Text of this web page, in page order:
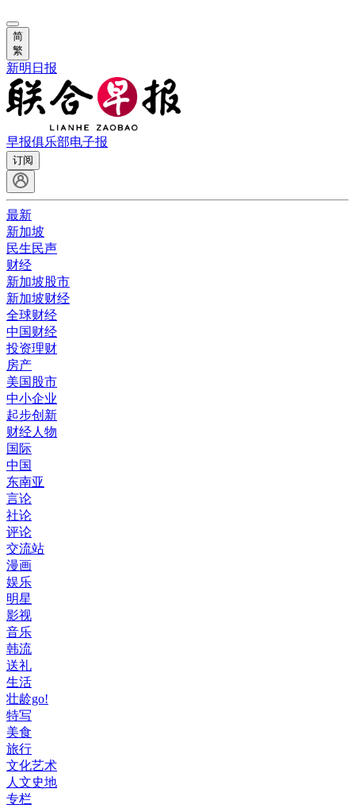
简
繁
新明日报
早报俱乐部电子报
订阅
最新
新加坡
民生民声
财经
新加坡股市
新加坡财经
全球财经
中国财经
投资理财
房产
美国股市
中小企业
起步创新
财经人物
国际
中国
东南亚
言论
社论
评论
交流站
漫画
娱乐
明星
影视
音乐
韩流
送礼
生活
壮龄go!
特写
美食
旅行
文化艺术
人文史地
专栏